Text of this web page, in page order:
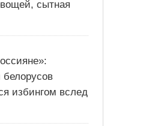
сытная
белорусов
избингом вслед